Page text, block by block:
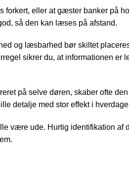
forkert, eller at gæster banker på
så den kan læses på afstand.
og læsbarhed bør skiltet
sikrer du, at informationen er
på selve døren, skaber ofte
detalje med stor effekt i
være ude. Hurtig identifikation af